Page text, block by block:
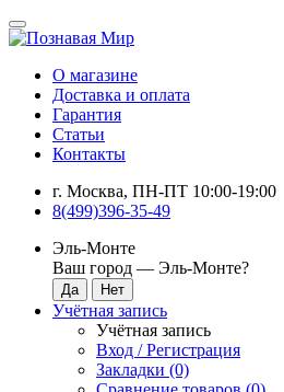
О магазине
Доставка и оплата
Гарантия
Статьи
Контакты
г. Москва, ПН-ПТ 10:00-19:00
8(499)396-35-49
Эль-Монте
Ваш город — Эль-Монте?
Учётная запись
Учётная запись
Вход / Регистрация
Закладки (0)